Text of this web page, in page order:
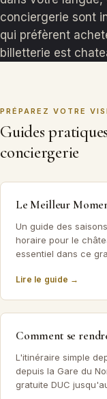
conciergerie sont
qui préfèrent
billetterie est
PRÉPAREZ VOTRE
Guides
conciergerie
Le Meilleur
Un guide des
horaire pour le
essentiel dans ce
Lire le guide →
Comment se
L'itinéraire simple
depuis la Gare du
gratuite DUC